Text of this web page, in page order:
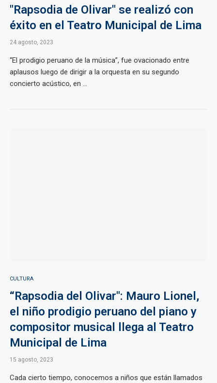
"Rapsodia de Olivar" se realizó con
éxito en el Teatro Municipal de Lima
24 agosto, 2023
“El prodigio peruano de la música”, fue ovacionado entre
aplausos luego de dirigir a la orquesta en su segundo
concierto acústico, en ...
CULTURA
“Rapsodia del Olivar": Mauro Lionel,
el niño prodigio peruano del piano y
compositor musical llega al Teatro
Municipal de Lima
15 agosto, 2023
Cada cierto tiempo, conocemos a niños que están llamados